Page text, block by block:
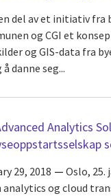
del av et initiativ
og CGI et
og GIS-data fra
danne seg...
Analytics
29, 2018
Oslo, 25.
analytics og cloud